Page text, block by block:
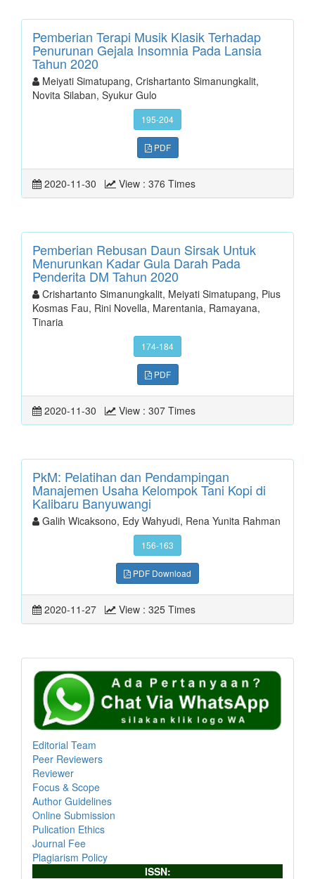
Pemberian Terapi Musik Klasik Terhadap
Penurunan Gejala Insomnia Pada Lansia
Tahun 2020
Meiyati Simatupang, Crishartanto Simanungkalit,
Novita Silaban, Syukur Gulo
195-204
PDF
2020-11-30 View : 376 Times
Pemberian Rebusan Daun Sirsak Untuk
Menurunkan Kadar Gula Darah Pada
Penderita DM Tahun 2020
Crishartanto Simanungkalit, Meiyati Simatupang, Pius
Kosmas Fau, Rini Novella, Marentania, Ramayana,
Tinaria
174-184
PDF
2020-11-30 View : 307 Times
PkM: Pelatihan dan Pendampingan
Manajemen Usaha Kelompok Tani Kopi di
Kalibaru Banyuwangi
Galih Wicaksono, Edy Wahyudi, Rena Yunita Rahman
156-163
PDF Download
2020-11-27 View : 325 Times
Editorial Team
Peer Reviewers
Reviewer
Focus & Scope
Author Guidelines
Online Submission
Pulication Ethics
Journal Fee
Plagiarism Policy
ISSN: